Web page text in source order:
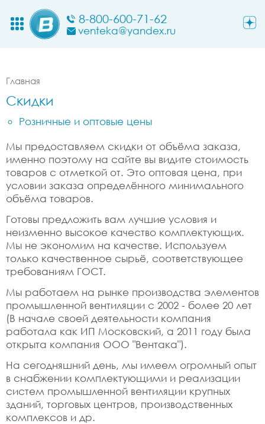
8-800-600-71-62
venteka@yandex.ru
Главная
Скидки
Розничные и оптовые цены
Мы предоставляем скидки от объёма заказа,
именно поэтому на сайте вы видите стоимость
товаров с отметкой от. Это оптовая цена, при
условии заказа определённого минимального
объёма товаров.
Готовы предложить вам лучшие условия и
неизменно высокое качество комплектующих.
Мы не экономим на качестве. Используем
только качественное сырьё, соответствующее
требованиям ГОСТ.
Мы работаем на рынке производства элементов
промышленной вентиляции с 2002 - более 20 лет
(В начале своей деятельности компания
работала как ИП Московский, а 2011 году была
открыта компания ООО "Вентака").
На сегодняшний день, мы имеем огромный опыт
в снабжении комплектующими и реализации
систем промышленной вентиляции крупных
зданий, торговых центров, производственных
комплексов и др.